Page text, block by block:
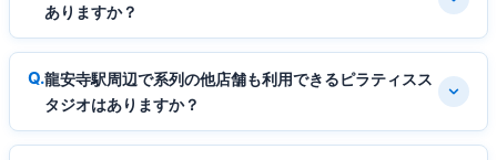
ありますか？
龍安寺駅周辺で系列の他店舗も利用できるピラティスス
タジオはありますか？